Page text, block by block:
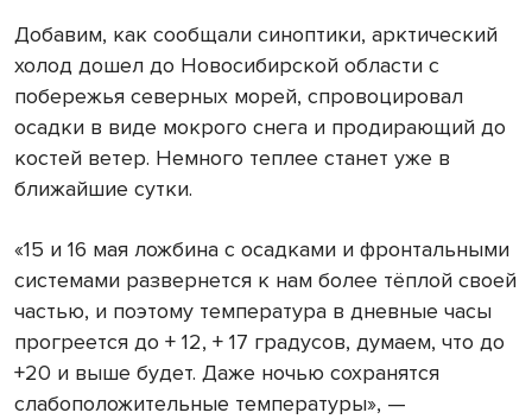
Добавим, как сообщали синоптики, арктический
холод дошел до Новосибирской области с
побережья северных морей, спровоцировал
осадки в виде мокрого снега и продирающий до
костей ветер. Немного теплее станет уже в
ближайшие сутки.
«15 и 16 мая ложбина с осадками и фронтальными
системами развернется к нам более тёплой своей
частью, и поэтому температура в дневные часы
прогреется до + 12, + 17 градусов, думаем, что до
+20 и выше будет. Даже ночью сохранятся
слабоположительные температуры», —